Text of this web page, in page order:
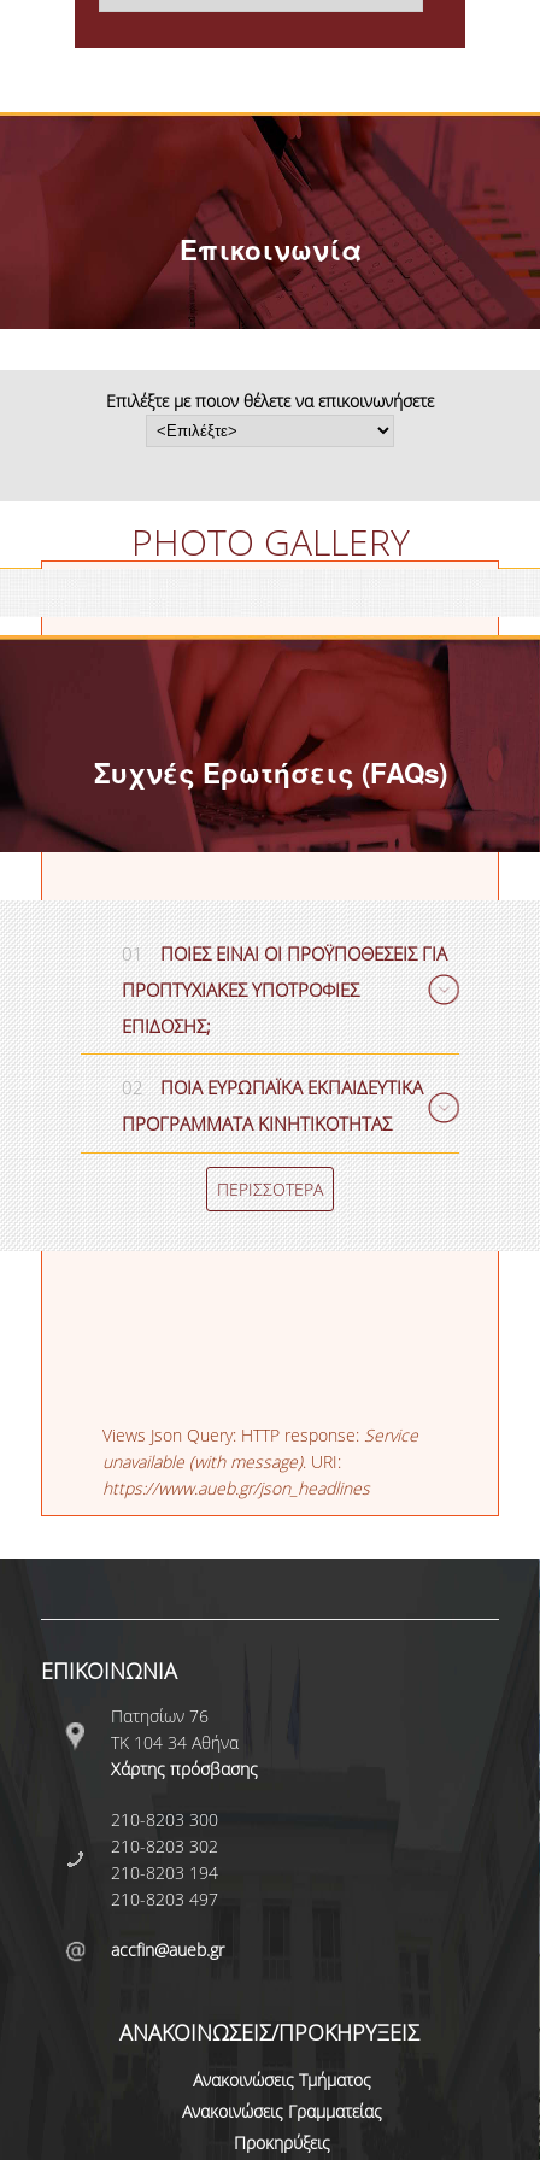
ΥΠΟΤΡΟΦΙΕΣ & ΒΡΑΒΕΙΑ
ΕΠΙΚΟΙΝΩΝΙΑ
Επικοινωνία
Επιλέξτε με ποιον θέλετε να επικοινωνήσετε
PHOTO GALLERY
Συχνές Ερωτήσεις (FAQs)
01 ΠΟΙΕΣ ΕΙΝΑΙ ΟΙ ΠΡΟΫΠΟΘΕΣΕΙΣ ΓΙΑ
ΠΡΟΠΤΥΧΙΑΚΕΣ ΥΠΟΤΡΟΦΙΕΣ
ΕΠΙΔΟΣΗΣ;
02 ΠΟΙΑ ΕΥΡΩΠΑΪΚΑ ΕΚΠΑΙΔΕΥΤΙΚΑ
ΠΡΟΓΡΑΜΜΑΤΑ ΚΙΝΗΤΙΚΟΤΗΤΑΣ
ΠΕΡΙΣΣΟΤΕΡΑ
Μήνυμα σφάλματος
Views Json Query: HTTP response: Service
unavailable (with message). URI:
https://www.aueb.gr/json_headlines
ΕΠΙΚΟΙΝΩΝΙΑ
Πατησίων 76
ΤΚ 104 34 Αθήνα
Χάρτης πρόσβασης
210-8203 300
210-8203 302
210-8203 194
210-8203 497
accfin@aueb.gr
ΑΝΑΚΟΙΝΩΣΕΙΣ/ΠΡΟΚΗΡΥΞΕΙΣ
Ανακοινώσεις Τμήματος
Ανακοινώσεις Γραμματείας
Προκηρύξεις